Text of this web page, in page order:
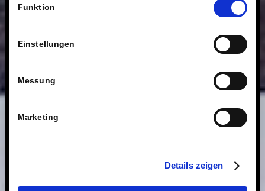
Technologien.
Funktion
Einstellungen
Messung
Marketing
Details zeigen